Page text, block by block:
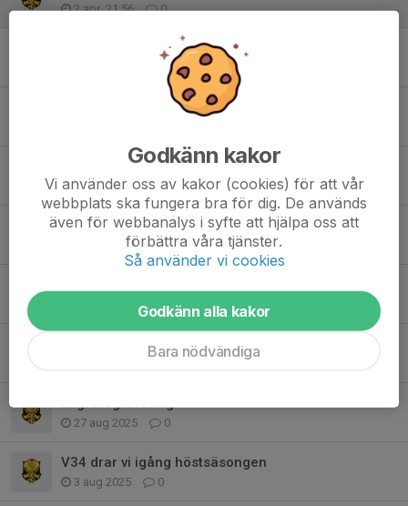
2 apr, 21:56 0
Vi kör lek i hallen i morgon
0
Sista träningen innan jullov
Kvarglömda skor
6 dec 2025 0
Nu kör vi igång med Bollek!
1 nov 2025 0
0
Närvaroanmälan
27 aug 2025 0
V34 drar vi igång höstsäsongen
3 aug 2025 0
Godkänn kakor
Vi använder oss av kakor (cookies) för att vår
webbplats ska fungera bra för dig. De används
även för webbanalys i syfte att hjälpa oss att
förbättra våra tjänster.
Så använder vi cookies
Godkänn alla kakor
Bara nödvändiga